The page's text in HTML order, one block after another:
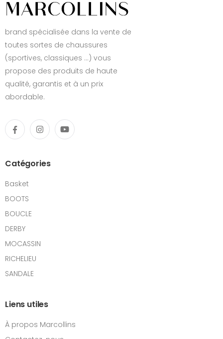
brand spécialisée dans la vente de
toutes sortes de chaussures
(sportives, classiques ...) vous
propose des produits de haute
qualité, garantis et à un prix
abordable.
Catégories
Basket
BOOTS
BOUCLE
DERBY
MOCASSIN
RICHELIEU
SANDALE
Liens utiles
À propos Marcollins